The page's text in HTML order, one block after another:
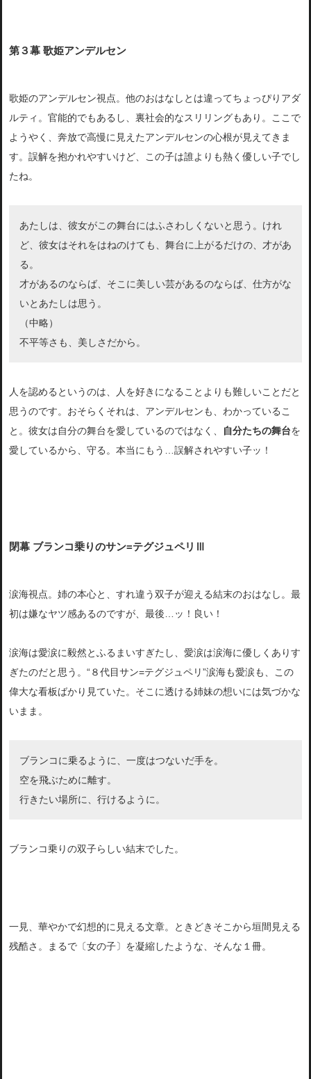
第３幕 歌姫アンデルセン
歌姫のアンデルセン視点。他のおはなしとは違ってちょっぴりアダ
ルティ。官能的でもあるし、裏社会的なスリリングもあり。ここで
ようやく、奔放で高慢に見えたアンデルセンの心根が見えてきま
す。誤解を抱かれやすいけど、この子は誰よりも熱く優しい子でし
たね。
あたしは、彼女がこの舞台にはふさわしくないと思う。けれ
ど、彼女はそれをはねのけても、舞台に上がるだけの、才があ
る。
才があるのならば、そこに美しい芸があるのならば、仕方がな
いとあたしは思う。
（中略）
不平等さも、美しさだから。
人を認めるというのは、人を好きになることよりも難しいことだと
思うのです。おそらくそれは、アンデルセンも、わかっているこ
と。彼女は自分の舞台を愛しているのではなく、
自分たちの舞台を
愛しているから、守る。本当にもう…誤解されやすい子ッ！
閉幕 ブランコ乗りのサン=テグジュペリⅢ
涙海視点。姉の本心と、すれ違う双子が迎える結末のおはなし。最
初は嫌なヤツ感あるのですが、最後…ッ！良い！
涙海は愛涙に毅然とふるまいすぎたし、愛涙は涙海に優しくありす
ぎたのだと思う。“８代目サン=テグジュペリ”涙海も愛涙も、この
偉大な看板ばかり見ていた。そこに透ける姉妹の想いには気づかな
いまま。
ブランコに乗るように、一度はつないだ手を。
空を飛ぶために離す。
行きたい場所に、行けるように。
ブランコ乗りの双子らしい結末でした。
一見、華やかで幻想的に見える文章。ときどきそこから垣間見える
残酷さ。まるで〔女の子〕を凝縮したような、そんな１冊。